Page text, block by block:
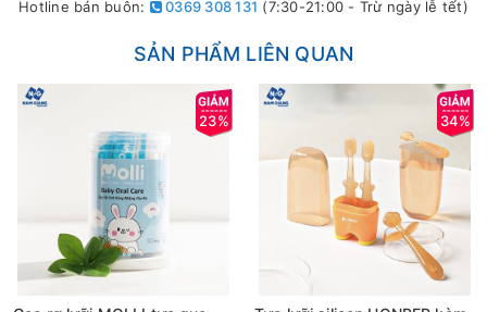
Hotline bán buôn: 0369 308 131 (7:30-21:00 - Trừ ngày lễ tết)
SẢN PHẨM LIÊN QUAN
23% 34%